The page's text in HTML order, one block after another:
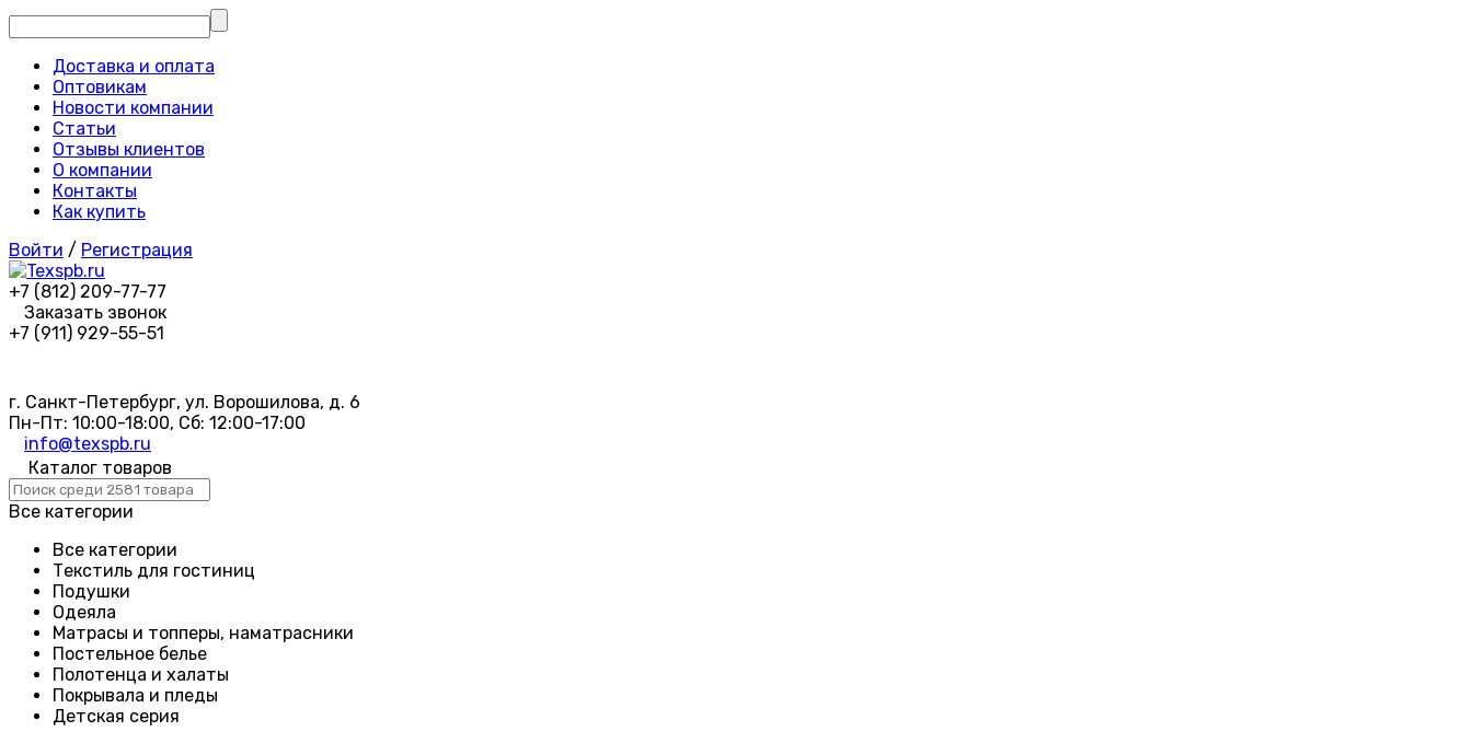
Доставка и оплата
Оптовикам
Новости компании
Статьи
Отзывы клиентов
О компании
Контакты
Как купить
Войти / Регистрация
+7 (812) 209-77-77
Заказать звонок
+7 (911) 929-55-51
г. Санкт-Петербург, ул. Ворошилова, д. 6
Пн-Пт: 10:00-18:00, Сб: 12:00-17:00
info@texspb.ru
Каталог товаров
Все категории
Все категории
Текстиль для гостиниц
Подушки
Одеяла
Матрасы и топперы, наматрасники
Постельное белье
Полотенца и халаты
Покрывала и пледы
Детская серия